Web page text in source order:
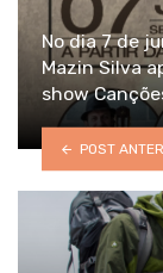
No dia 7 de
Mazin Silva
show
POST